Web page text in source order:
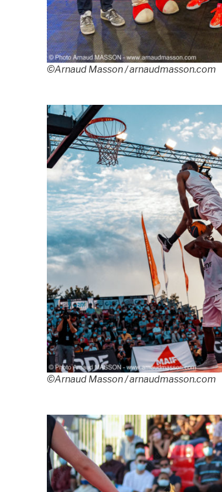
©Arnaud Masson / arnaudmasson.com
©Arnaud Masson / arnaudmasson.com